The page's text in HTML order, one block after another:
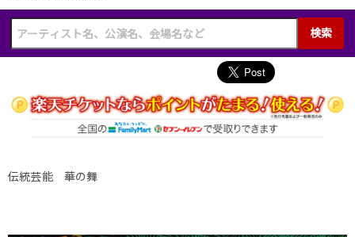
検索
伝統芸能 華の舞